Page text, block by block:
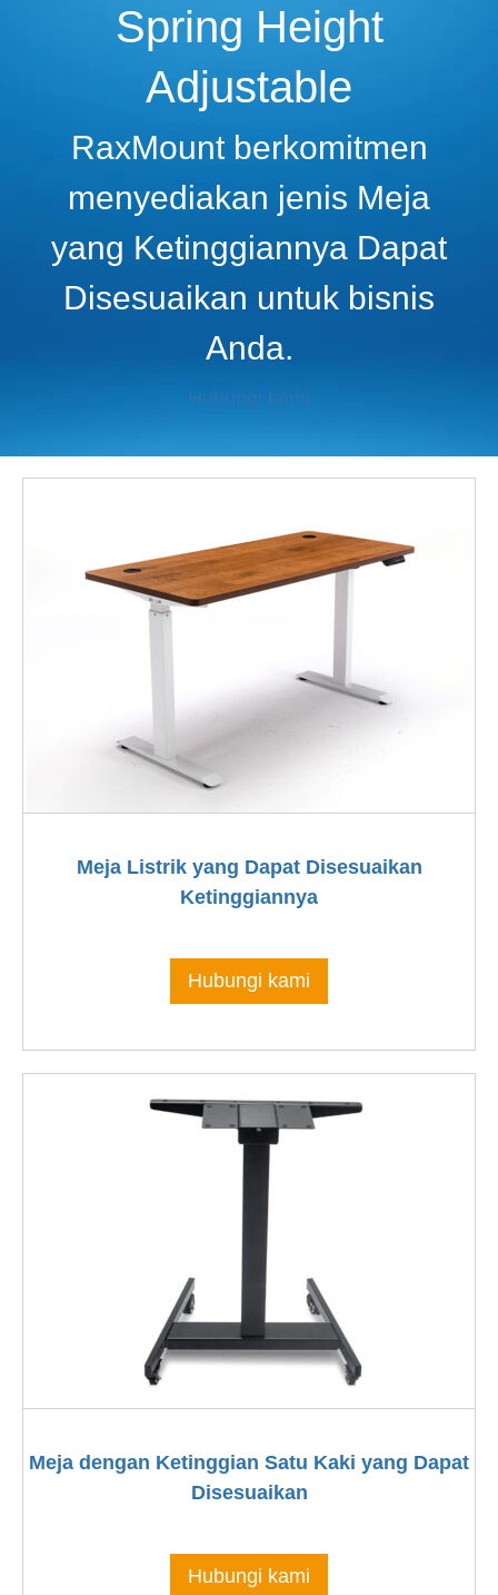
Spring Height
Adjustable
RaxMount berkomitmen
menyediakan jenis Meja
yang Ketinggiannya Dapat
Disesuaikan untuk bisnis
Anda.
Hubungi kami
Meja Listrik yang Dapat Disesuaikan
Ketinggiannya
Hubungi kami
Meja dengan Ketinggian Satu Kaki yang Dapat
Disesuaikan
Hubungi kami